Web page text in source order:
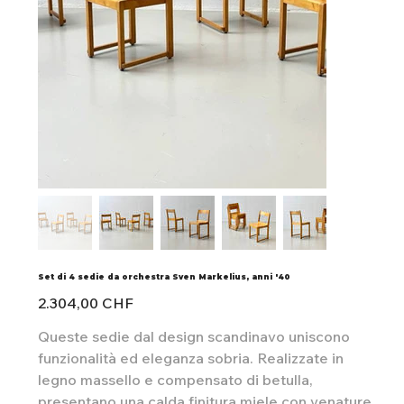
Set di 4 sedie da orchestra Sven Markelius, anni '40
Preis
2.304,00 CHF
Queste sedie dal design scandinavo uniscono
funzionalità ed eleganza sobria. Realizzate in
legno massello e compensato di betulla,